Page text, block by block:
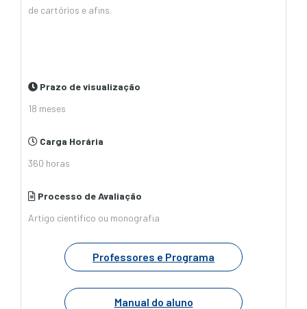
de cartórios e afins.
Prazo de visualização
18 meses
Carga Horária
360 horas
Processo de Avaliação
Artigo cientifico ou monografia
Professores e Programa
Manual do aluno